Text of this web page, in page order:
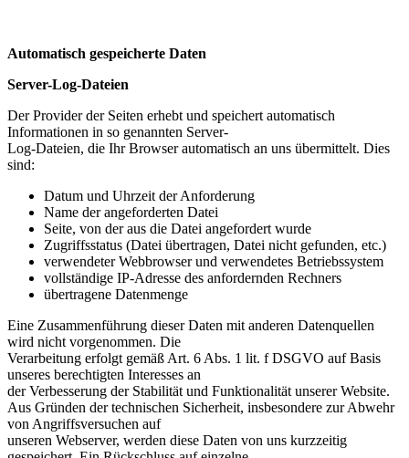
Automatisch gespeicherte Daten
Server-Log-Dateien
Der Provider der Seiten erhebt und speichert automatisch
Informationen in so genannten Server-
Log-Dateien, die Ihr Browser automatisch an uns übermittelt. Dies
sind:
Datum und Uhrzeit der Anforderung
Name der angeforderten Datei
Seite, von der aus die Datei angefordert wurde
Zugriffsstatus (Datei übertragen, Datei nicht gefunden, etc.)
verwendeter Webbrowser und verwendetes Betriebssystem
vollständige IP-Adresse des anfordernden Rechners
übertragene Datenmenge
Eine Zusammenführung dieser Daten mit anderen Datenquellen
wird nicht vorgenommen. Die
Verarbeitung erfolgt gemäß Art. 6 Abs. 1 lit. f DSGVO auf Basis
unseres berechtigten Interesses an
der Verbesserung der Stabilität und Funktionalität unserer Website.
Aus Gründen der technischen Sicherheit, insbesondere zur Abwehr
von Angriffsversuchen auf
unseren Webserver, werden diese Daten von uns kurzzeitig